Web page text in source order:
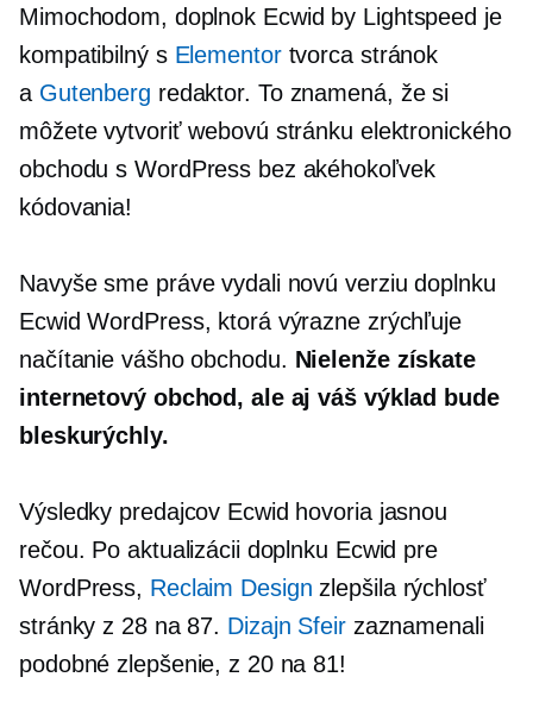
Mimochodom, doplnok Ecwid by Lightspeed je
kompatibilný s Elementortvorca stránok
a Gutenberg redaktor. To znamená, že si
môžete vytvoriť webovú stránku elektronického
obchodu s WordPress bez akéhokoľvek
kódovania!
Navyše sme práve vydali novú verziu doplnku
Ecwid WordPress, ktorá výrazne zrýchľuje
načítanie vášho obchodu. Nielenže získate
internetový obchod, ale aj váš výklad bude
bleskurýchly.
Výsledky predajcov Ecwid hovoria jasnou
rečou. Po aktualizácii doplnku Ecwid pre
WordPress, Reclaim Design zlepšila rýchlosť
stránky z 28 na 87. Dizajn Sfeirzaznamenali
podobné zlepšenie, z 20 na 81!